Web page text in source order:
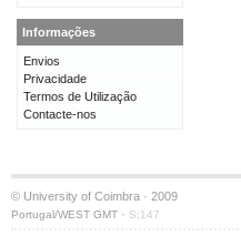
Informações
Envios
Privacidade
Termos de Utilização
Contacte-nos
© University of Coimbra · 2009
Portugal/WEST GMT · S:147